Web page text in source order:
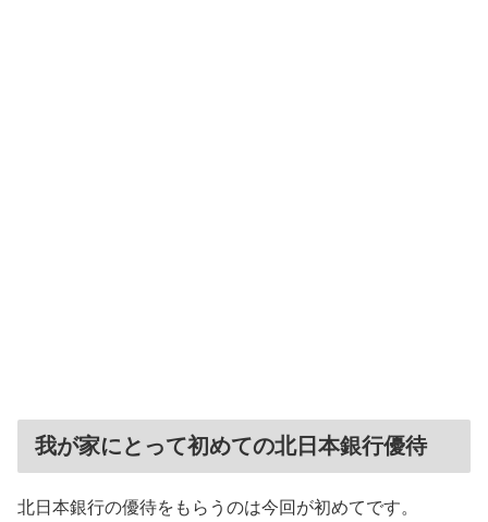
我が家にとって初めての北日本銀行優待
北日本銀行の優待をもらうのは今回が初めてです。